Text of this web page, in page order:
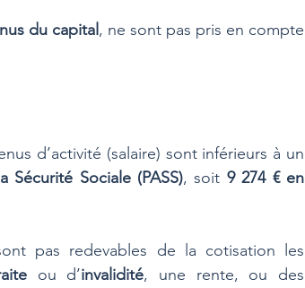
du capital , ne sont pas pris en compte
d’activité (salaire) sont inférieurs à un
Sociale (PASS), soit 9 274 € en
pas redevables de la cotisation les
ou d’invalidité, une rente, ou des